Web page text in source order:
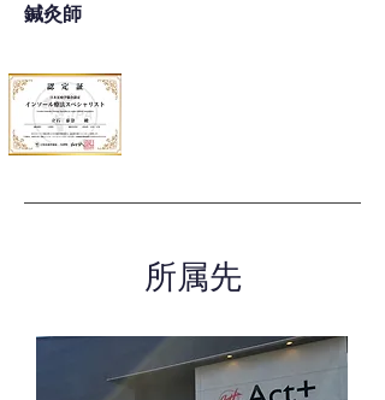
鍼灸師
所属先